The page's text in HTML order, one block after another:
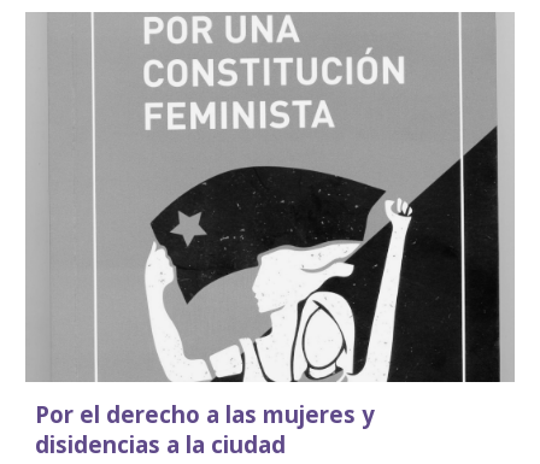
Por el derecho a las mujeres y
disidencias a la ciudad